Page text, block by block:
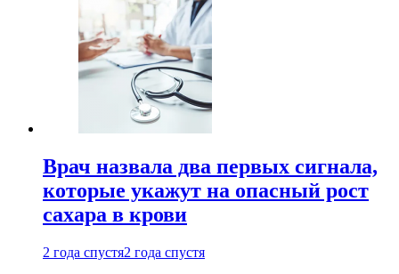
Врач назвала два первых сигнала,
которые укажут на опасный рост
сахара в крови
2 года спустя2 года спустя